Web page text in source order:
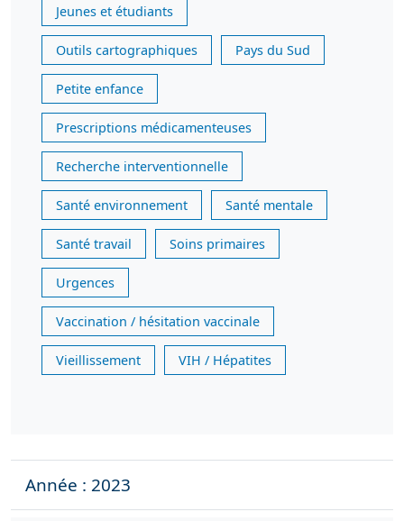
Jeunes et étudiants
Outils cartographiques Pays du Sud
Petite enfance
Prescriptions médicamenteuses
Recherche interventionnelle
Santé environnement Santé mentale
Santé travail Soins primaires
Urgences
Vaccination / hésitation vaccinale
Vieillissement VIH / Hépatites
Année : 2023